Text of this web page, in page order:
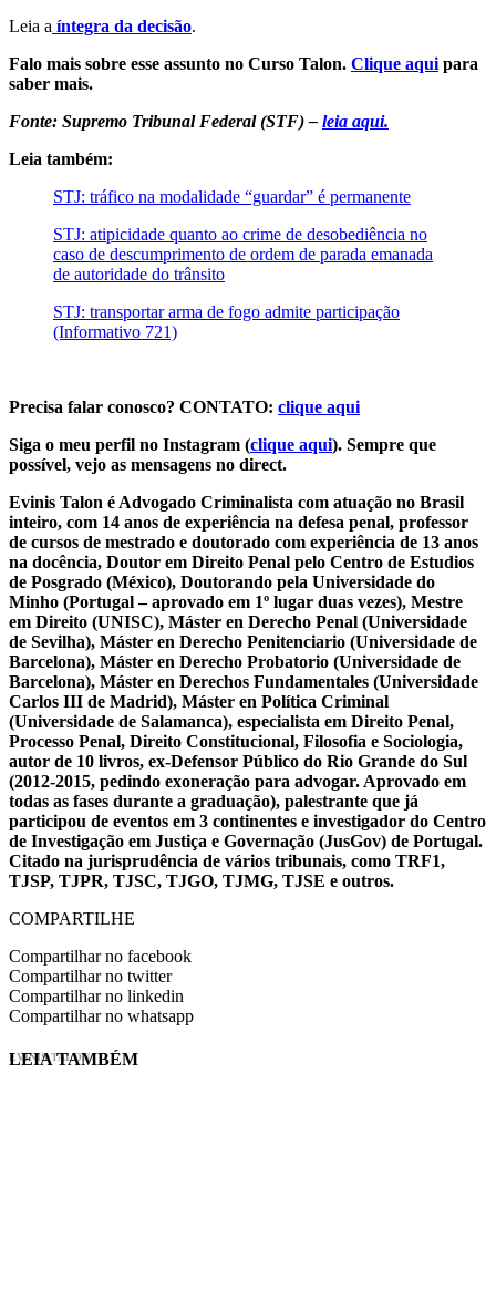
Leia a íntegra da decisão.
Falo mais sobre esse assunto no Curso Talon. Clique aquipara
saber mais.
Fonte: Supremo Tribunal Federal (STF) – leia aqui.
Leia também:
STJ: tráfico na modalidade “guardar” é permanente
STJ: atipicidade quanto ao crime de desobediência no
caso de descumprimento de ordem de parada emanada
de autoridade do trânsito
STJ: transportar arma de fogo admite participação
(Informativo 721)
Precisa falar conosco? CONTATO: clique aqui
Siga o meu perfil no Instagram (clique aqui). Sempre que
possível, vejo as mensagens no direct.
Evinis Talon é Advogado Criminalista com atuação no Brasil
inteiro, com 14 anos de experiência na defesa penal, professor
de cursos de mestrado e doutorado com experiência de 13 anos
na docência, Doutor em Direito Penal pelo Centro de Estudios
de Posgrado (México), Doutorando pela Universidade do
Minho (Portugal – aprovado em 1º lugar duas vezes), Mestre
em Direito (UNISC), Máster en Derecho Penal (Universidade
de Sevilha), Máster en Derecho Penitenciario (Universidade de
Barcelona), Máster en Derecho Probatorio (Universidade de
Barcelona), Máster en Derechos Fundamentales (Universidade
Carlos III de Madrid), Máster en Política Criminal
(Universidade de Salamanca), especialista em Direito Penal,
Processo Penal, Direito Constitucional, Filosofia e Sociologia,
autor de 10 livros, ex-Defensor Público do Rio Grande do Sul
(2012-2015, pedindo exoneração para advogar. Aprovado em
todas as fases durante a graduação), palestrante que já
participou de eventos em 3 continentes e investigador do Centro
de Investigação em Justiça e Governação (JusGov) de Portugal.
Citado na jurisprudência de vários tribunais, como TRF1,
TJSP, TJPR, TJSC, TJGO, TJMG, TJSE e outros.
COMPARTILHE
Compartilhar no facebook
Compartilhar no twitter
Compartilhar no linkedin
Compartilhar no whatsapp
EVINIS TALON
LEIA TAMBÉM